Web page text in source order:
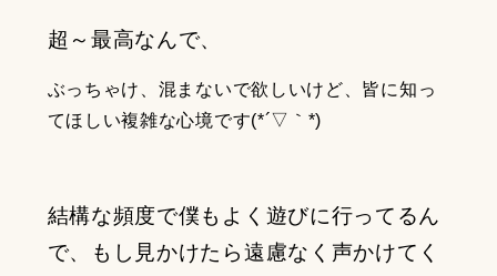
超～最高なんで、
ぶっちゃけ、混まないで欲しいけど、皆に知っ
てほしい複雑な心境です(*´▽｀*)
結構な頻度で僕もよく遊びに行ってるん
で、もし見かけたら遠慮なく声かけてく